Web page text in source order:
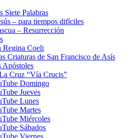
Siete Palabras
– para tiempos difíciles
– Resurrección
Regina Coeli
Criaturas de San Francisco de Asís
Apóstoles
Cruz “Vía Crucis”
Domingo
Jueves
Lunes
Martes
Miércoles
Sábados